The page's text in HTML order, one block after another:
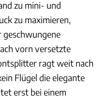
zu mini- und
zu maximieren,
geschwungene
vorn versetzte
ragt weit nach
Flügel die elegante
erst bei einem